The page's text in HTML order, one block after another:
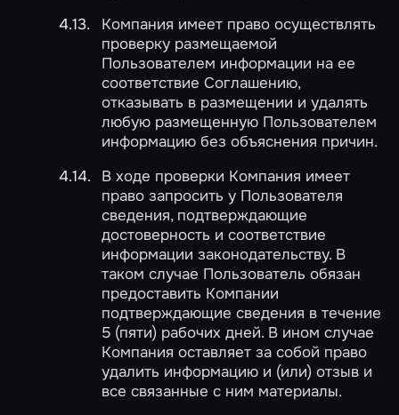
Компания имеет право осуществлять
проверку размещаемой
Пользователем информации на ее
соответствие Соглашению,
отказывать в размещении и удалять
любую размещенную Пользователем
информацию без объяснения причин.
В ходе проверки Компания имеет
право запросить у Пользователя
сведения, подтверждающие
достоверность и соответствие
информации законодательству. В
таком случае Пользователь обязан
предоставить Компании
подтверждающие сведения в течение
5 (пяти) рабочих дней. В ином случае
Компания оставляет за собой право
удалить информацию и (или) отзыв и
все связанные с ним материалы.